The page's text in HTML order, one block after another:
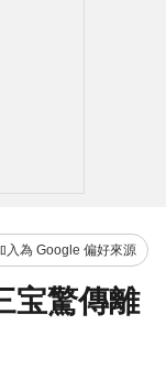
入為 Google 偏好來源
宝驚傳離